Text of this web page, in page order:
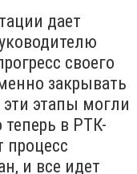
дает
своего
закрывать
этапы могли
теперь в РТК-
процесс
и все идет